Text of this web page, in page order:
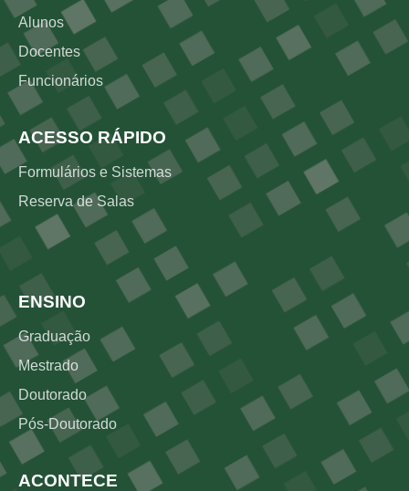
Alunos
Docentes
Funcionários
ACESSO RÁPIDO
Formulários e Sistemas
Reserva de Salas
Rodapé 2
ENSINO
Graduação
Mestrado
Doutorado
Pós-Doutorado
ACONTECE